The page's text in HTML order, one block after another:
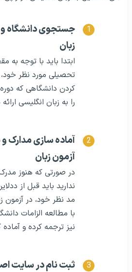
جستجوی دانشگاه و
زبان
ابتدا باید با توجه به
تحصیلی مورد نظر خود،
کردن دانشگاهی که
را به زبان انگلیسی
آماده سازی مدارک
آزمون زبان
در صورتی که هنوز
ندارید باید قبل از
مد نظر خود، در آزمون
با مطالعه الزامات
نیز ترجمه کرده و آماده
ثبت نام در سایت